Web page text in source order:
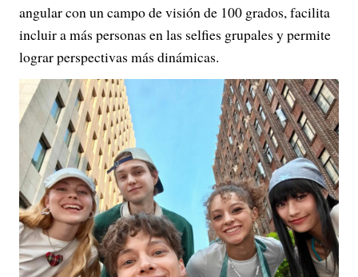
angular con un campo de visión de 100 grados, facilita
incluir a más personas en las selfies grupales y permite
lograr perspectivas más dinámicas.